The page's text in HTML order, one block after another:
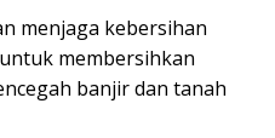
menjaga kebersihan
membersihkan
banjir dan tanah